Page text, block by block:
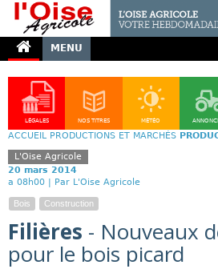
MENU
LÉGALES NOS TITRES MÉTÉO
ACCUEIL PRODUCTIONS ET MARCHÉS
L'Oise Agricole
20 mars 2014
a 08h00 | Par L'Oise Agricole
Bois Construction
Filières - Nouveaux
pour le bois picard